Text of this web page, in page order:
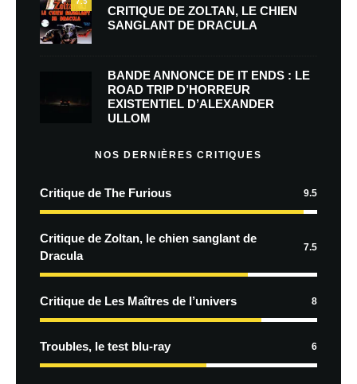
CRITIQUE DE ZOLTAN, LE CHIEN
SANGLANT DE DRACULA
BANDE ANNONCE DE IT ENDS : LE
ROAD TRIP D’HORREUR
EXISTENTIEL D’ALEXANDER
ULLOM
NOS DERNIÈRES CRITIQUES
Critique de The Furious 9.5
Critique de Zoltan, le chien sanglant de
Dracula
7.5
Critique de Les Maîtres de l’univers 8
Troubles, le test blu-ray 6